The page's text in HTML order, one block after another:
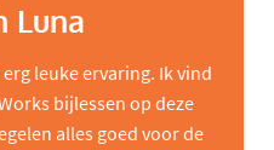
Luna
leuke ervaring. Ik vind
bijlessen op deze
alles goed voor de